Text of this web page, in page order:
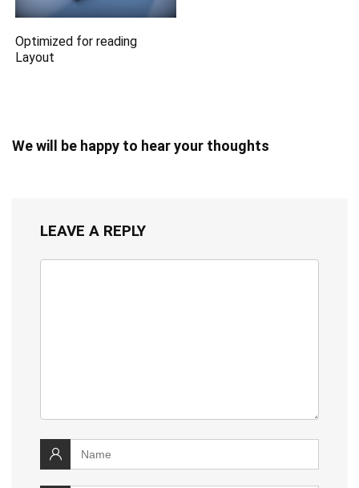
Optimized for reading
Layout
We will be happy to hear your thoughts
LEAVE A REPLY